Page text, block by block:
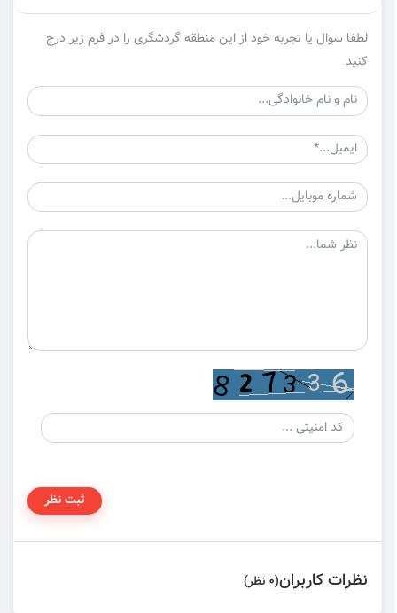
لطفا سوال یا تجربه خود از این منطقه گردشگری را در فرم زیر درج
کنید
ثبت نظر
نظرات کاربران(0 نظر)